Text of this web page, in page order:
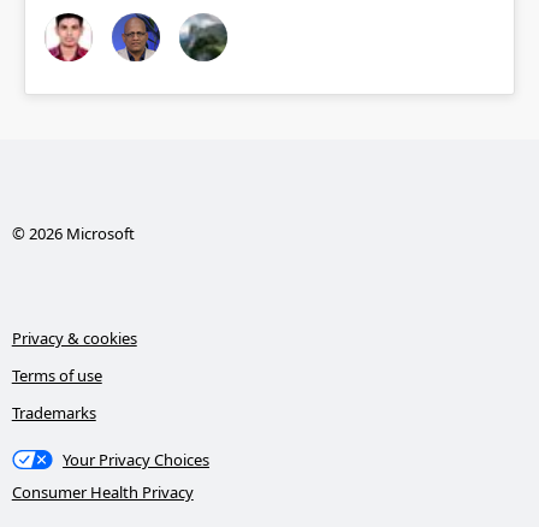
© 2026 Microsoft
Privacy & cookies
Terms of use
Trademarks
Your Privacy Choices
Consumer Health Privacy